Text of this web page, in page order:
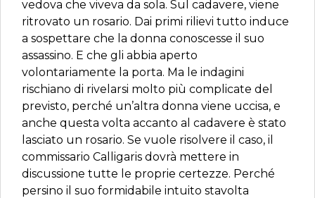
vedova che viveva da sola. Sul cadavere, viene
ritrovato un rosario. Dai primi rilievi tutto induce
a sospettare che la donna conoscesse il suo
assassino. E che gli abbia aperto
volontariamente la porta. Ma le indagini
rischiano di rivelarsi molto più complicate del
previsto, perché un’altra donna viene uccisa, e
anche questa volta accanto al cadavere è stato
lasciato un rosario. Se vuole risolvere il caso, il
commissario Calligaris dovrà mettere in
discussione tutte le proprie certezze. Perché
persino il suo formidabile intuito stavolta